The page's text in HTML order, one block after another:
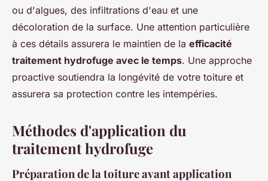
ou d'algues, des infiltrations d'eau et une
décoloration de la surface. Une attention particulière
à ces détails assurera le maintien de la efficacité
traitement hydrofuge avec le temps. Une approche
proactive soutiendra la longévité de votre toiture et
assurera sa protection contre les intempéries.
Méthodes d'application du
traitement hydrofuge
Préparation de la toiture avant application